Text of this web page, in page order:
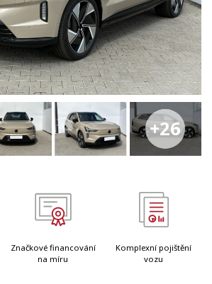
+26
Značkové financování
na míru
Komplexní pojištění
vozu